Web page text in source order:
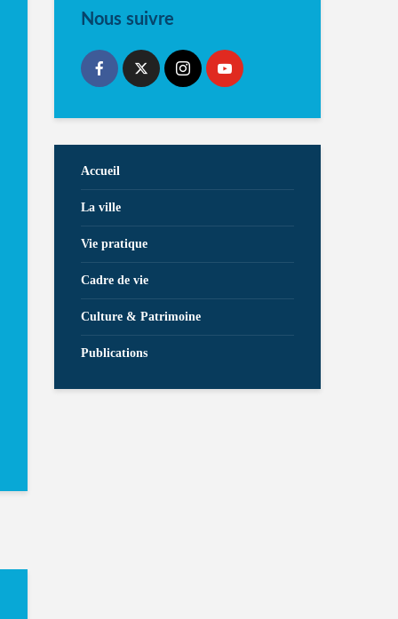
Nous suivre
Accueil
La ville
Vie pratique
Cadre de vie
Culture & Patrimoine
Publications